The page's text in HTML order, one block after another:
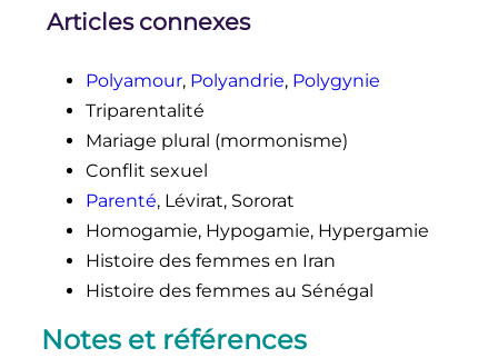
Articles connexes
Polyamour, Polyandrie, Polygynie
Triparentalité
Mariage plural (mormonisme)
Conflit sexuel
Parenté, Lévirat, Sororat
Homogamie, Hypogamie, Hypergamie
Histoire des femmes en Iran
Histoire des femmes au Sénégal
Notes et références